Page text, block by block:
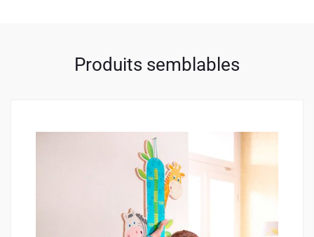
Produits semblables